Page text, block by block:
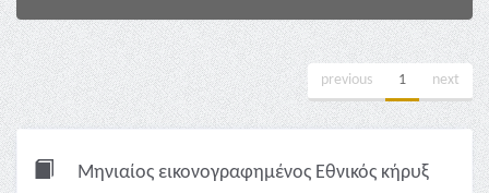
previous 1 next
Μηνιαίος εικονογραφημένος Εθνικός κήρυξ